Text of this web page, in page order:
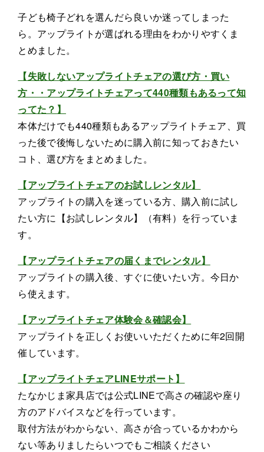
子ども椅子どれを選んだら良いか迷ってしまった
ら。アップライトが選ばれる理由をわかりやすくま
とめました。
【失敗しないアップライトチェアの選び方・買い
方・・アップライトチェアって440種類もあるって知
ってた？】
本体だけでも440種類もあるアップライトチェア、買
った後で後悔しないために購入前に知っておきたい
コト、選び方をまとめました。
【アップライトチェアのお試しレンタル】
アップライトの購入を迷っている方、購入前に試し
たい方に【お試しレンタル】（有料）を行っていま
す。
【アップライトチェアの届くまでレンタル】
アップライトの購入後、すぐに使いたい方。今日か
ら使えます。
【アップライトチェア体験会＆確認会】
アップライトを正しくお使いいただくために年2回開
催しています。
【アップライトチェアLINEサポート】
たなかじま家具店では公式LINEで高さの確認や座り
方のアドバイスなどを行っています。
取付方法がわからない、高さが合っているかわから
ない等ありましたらいつでもご相談ください